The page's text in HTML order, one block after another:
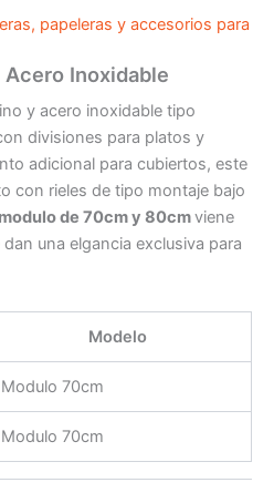
papeleras y accesorios para
Inoxidable
y acero inoxidable tipo
divisiones para platos y
adicional para cubiertos, este
con rieles de tipo montaje bajo
modulo de 70cm y 80cmviene
una elgancia exclusiva para
Modelo
Modulo 70cm
Modulo 70cm